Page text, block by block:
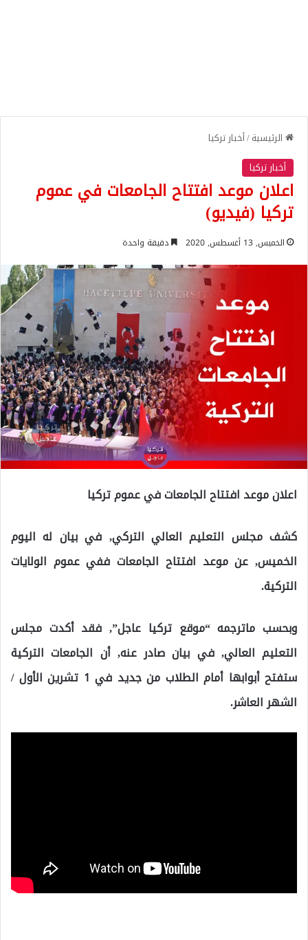
الرئيسية/أخبار تركيا
أخبار تركيا
اعلان موعد افتتاح الجامعات في عموم
تركيا (فيديو)
الخميس, 13 أغسطس, 2020 دقيقة واحدة
اعلان موعد افتتاح الجامعات في عموم تركيا
كشف مجلس التعليم العالي التركي, في بيان له اليوم
الخميس, عن موعد افتتاح الجامعات ففي عموم الولايات
التركية.
وبحسب ماترجمه “موقع تركيا عاجل”, فقد أكدت مجلس
التعليم العالي, في بيان صادر عنه, أن الجامعات التركية
ستفتح أبوابها أمام الطلاب من جديد في 1 تشرين الأول /
الشهر العاشر.